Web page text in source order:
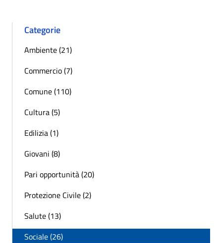
Categorie
Ambiente (21)
Commercio (7)
Comune (110)
Cultura (5)
Edilizia (1)
Giovani (8)
Pari opportunità (20)
Protezione Civile (2)
Salute (13)
Sociale (26)